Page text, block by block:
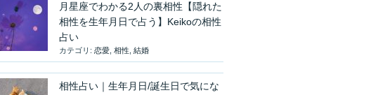
月星座でわかる2人の裏相性【隠れた
相性を生年月日で占う】Keikoの相性
占い
カテゴリ: 恋愛, 相性 結婚
相性占い｜生年月日/誕生日で気にな